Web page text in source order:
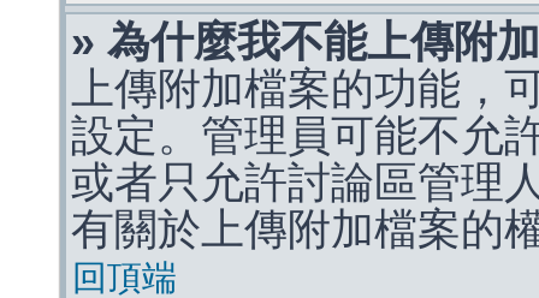
» 為什麼我不能上傳附
上傳附加檔案的功能，
設定。管理員可能不允
或者只允許討論區管理
有關於上傳附加檔案的
回頂端